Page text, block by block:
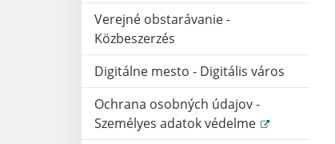
Verejné obstarávanie -
Közbeszerzés
Digitálne mesto - Digitális város
Ochrana osobných údajov -
Személyes adatok védelme